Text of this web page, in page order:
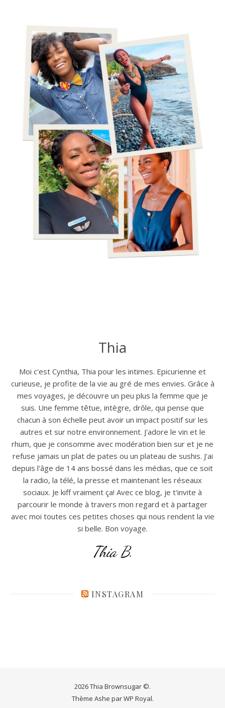
Thia
Moi c'est Cynthia, Thia pour les intimes. Epicurienne et
curieuse, je profite de la vie au gré de mes envies. Grâce à
mes voyages, je découvre un peu plus la femme que je
suis. Une femme têtue, intègre, drôle, qui pense que
chacun à son échelle peut avoir un impact positif sur les
autres et sur notre environnement. J'adore le vin et le
rhum, que je consomme avec modération bien sur et je ne
refuse jamais un plat de pates ou un plateau de sushis. J'ai
depuis l'âge de 14 ans bossé dans les médias, que ce soit
la radio, la télé, la presse et maintenant les réseaux
sociaux. Je kiff vraiment ça! Avec ce blog, je t'invite à
parcourir le monde à travers mon regard et à partager
avec moi toutes ces petites choses qui nous rendent la vie
si belle. Bon voyage.
Thia B.
INSTAGRAM
2026 Thia Brownsugar ©.
Thème Ashe parWP Royal.